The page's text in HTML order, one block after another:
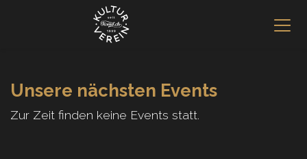
Unsere nächsten Events
Zur Zeit finden keine Events statt.